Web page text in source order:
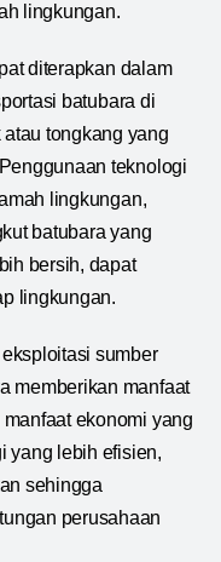
lingkungan.
diterapkan dalam
batubara di
tongkang yang
teknologi
lingkungan,
batubara yang
bersih, dapat
lingkungan.
sumber
memberikan manfaat
ekonomi yang
yang lebih efisien,
sehingga
perusahaan